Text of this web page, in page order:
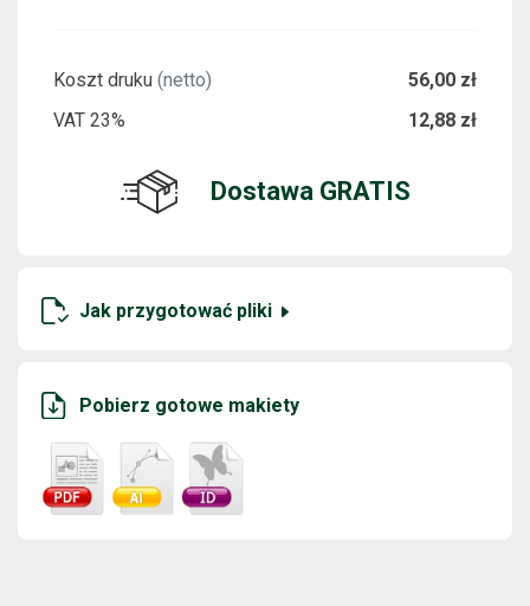
Koszt druku (netto)
56,00 zł
VAT 23%
12,88 zł
Dostawa GRATIS
Jak przygotować pliki
Pobierz gotowe makiety